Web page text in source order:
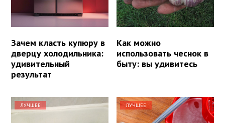
Зачем класть купюру в
дверцу холодильника:
удивительный
результат
Как можно
использовать чеснок в
быту: вы удивитесь
ЛУЧШЕЕ ЛУЧШЕЕ